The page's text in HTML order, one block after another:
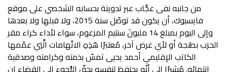
من جانبه نفى عجَّاب عبر تدوينة بحسابه الشخصي على موقع
فايسبوك، أن يكون قد توصّل سنة 2015، ولا قبلها ولا بعدها
وإلى اليوم بمبلغ 14 مليونَ سنتيم المزعوم، سواء لأداء كراء مقر
الحزب بطنجة أو لأي غرض آخر، مُعتبرًا هَذِهِ الاتّهامات الَّتِي عمّمها
الكاتب الإقليمي أحمد يحيى تمسّ بذمته وكرامته وصدقية